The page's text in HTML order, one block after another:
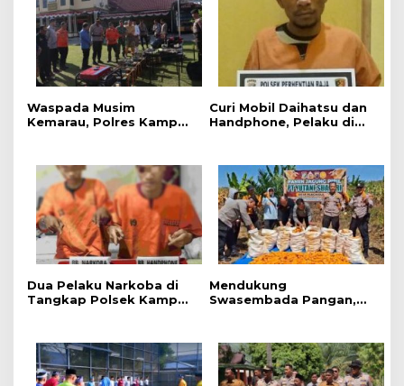
Waspada Musim
Kemarau, Polres Kampar
Karhutla
Curi Mobil Daihatsu dan
Handphone, Pelaku di
Dua Pelaku Narkoba di
Tangkap Polsek Kampar
Mendukung
Swasembada Pangan,
Lahan PT Yutani Suadiri